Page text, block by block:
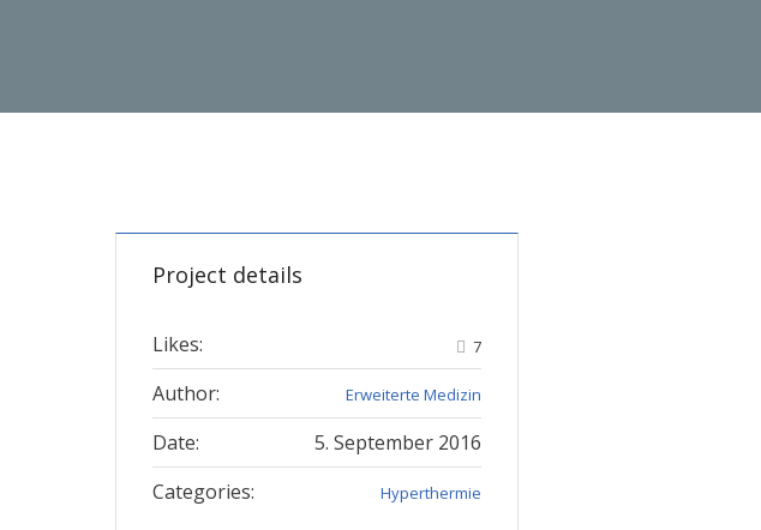
Project details
Likes: 7
Author: Erweiterte Medizin
Date:
5. September 2016
Categories:
Hyperthermie